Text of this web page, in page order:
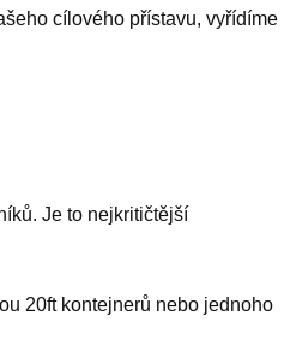
cílového přístavu, vyřídíme
Je to nejkritičtější
20ft kontejnerů nebo jednoho